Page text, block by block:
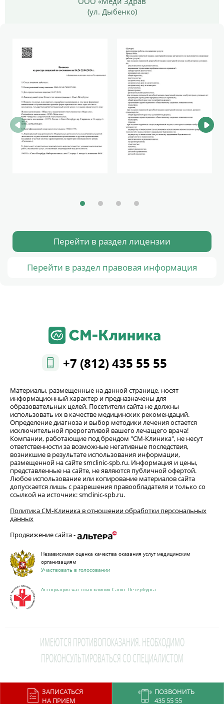
ЗАПИСАТЬСЯ
НА ПРИЕМ
ПОЗВОНИТЬ
435 55 55
(ул. Дыбенко)
Перейти в раздел лицензии
Перейти в раздел правовая информация
+7 (812) 435 55 55
Материалы, размещенные на данной странице, носят
информационный характер и предназначены для
образовательных целей. Посетители сайта не должны
использовать их в качестве медицинских рекомендаций.
Определение диагноза и выбор методики лечения остается
исключительной прерогативой вашего лечащего врача!
Компании, работающие под брендом "СМ-Клиника", не несут
ответственности за возможные негативные последствия,
возникшие в результате использования информации,
размещенной на сайте smclinic-spb.ru. Информация и цены,
представленные на сайте, не являются публичной офертой.
Любое использование или копирование материалов сайта
допускается лишь с разрешения правообладателя и только со
ссылкой на источник: smclinic-spb.ru.
Политика СМ‑Клиника в отношении обработки персональных
данных
Продвижение сайта -
Независимая оценка качества оказания услуг медицинским
организациям
Участвовать в голосовании
Ассоциация частных клиник Санкт-Петербурга
ИМЕЮТСЯ ПРОТИВОПОКАЗАНИЯ. НЕОБХОДИМО
ПРОКОНСУЛЬТИРОВАТЬСЯ СО СПЕЦИАЛИСТОМ
This site is protected by reCAPTCHA and the Google
Terms of Service
apply.